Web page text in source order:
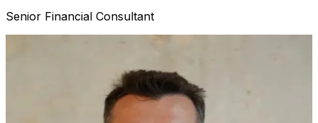
Senior Financial Consultant